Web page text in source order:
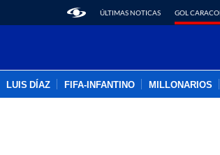
ÚLTIMAS NOTICAS GOL CARACOL
LUIS DÍAZ FIFA-INFANTINO MILLONARIOS